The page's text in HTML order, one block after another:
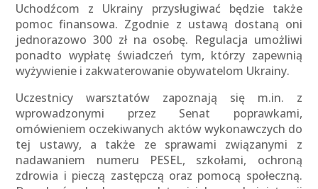
Uchodźcom z Ukrainy przysługiwać będzie także
pomoc finansowa. Zgodnie z ustawą dostaną oni
jednorazowo 300 zł na osobę. Regulacja umożliwi
ponadto wypłatę świadczeń tym, którzy zapewnią
wyżywienie i zakwaterowanie obywatelom Ukrainy.
Uczestnicy warsztatów zapoznają się m.in. z
wprowadzonymi przez Senat poprawkami,
omówieniem oczekiwanych aktów wykonawczych do
tej ustawy, a także ze sprawami związanymi z
nadawaniem numeru PESEL, szkołami, ochroną
zdrowia i pieczą zastępczą oraz pomocą społeczną.